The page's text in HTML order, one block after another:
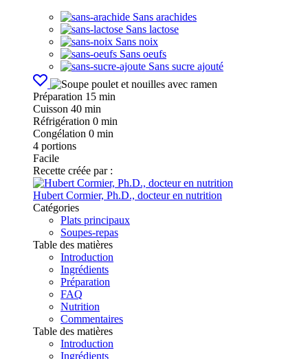
Sans arachides
Sans lactose
Sans noix
Sans oeufs
Sans sucre ajouté
Préparation 15 min
Cuisson 40 min
Réfrigération 0 min
Congélation 0 min
4 portions
Facile
Recette créée par :
Hubert Cormier, Ph.D., docteur en nutrition
Catégories
Plats principaux
Soupes-repas
Table des matières
Introduction
Ingrédients
Préparation
FAQ
Nutrition
Commentaires
Table des matières
Introduction
Ingrédients